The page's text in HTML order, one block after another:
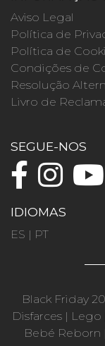
Aviso Legal
Política de
Política de
Condições de
Resolução
Livro de
SEGUE-NOS
IDIOMAS
ES | PT
Black Friday
Disfarces| Lego
Bebé Reborn